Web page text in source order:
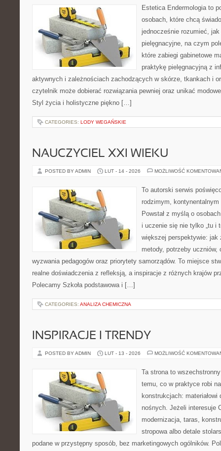
Estetica Endermologia to
osobach, które chcą
jednocześnie rozumieć, jak
pielęgnacyjne, na czym
które zabiegi gabinetowe
praktykę pielęgnacyjną z
aktywnych i zależnościach zachodzących w skórze, tkankach i
czytelnik może dobierać rozwiązania pewniej oraz unikać
Styl życia i holistyczne piękno […]
CATEGORIES: LODY WEGAŃSKIE
NAUCZYCIEL XXI WIEKU
POSTED BY ADMIN LUT - 14 - 2026 MOŻLIWOŚĆ
To autorski serwis
rodzimym,
Powstał z myślą o
i uczenie się nie tylko „tu i
większej perspektywie: jak
metody, potrzeby
wyzwania pedagogów oraz priorytety samorządów. To miejsce
realne doświadczenia z refleksją, a inspiracje z różnych krajów
Polecamy Szkoła podstawowa i […]
CATEGORIES: ANALIZA CHEMICZNA
INSPIRACJE I TRENDY
POSTED BY ADMIN LUT - 13 - 2026 MOŻLIWOŚĆ
Ta strona to
temu, co w praktyce robi
konstrukcjach:
nośnych. Jeżeli interesuje
modernizacja, taras,
stropowa albo detale
podane w przystępny sposób, bez marketingowych ogólników.